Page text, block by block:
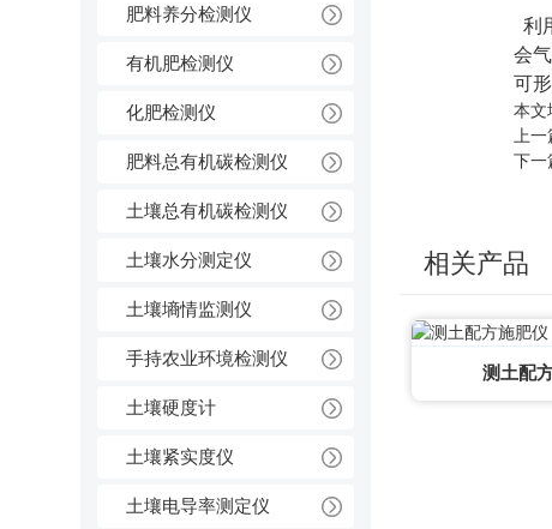
肥料养分检测仪
有机肥检测仪
化肥检测仪
肥料总有机碳检测仪
土壤总有机碳检测仪
土壤水分测定仪
土壤墒情监测仪
手持农业环境检测仪
土壤硬度计
土壤紧实度仪
土壤电导率测定仪
利
会
可
本文
上一
下一
相关产品
测土配